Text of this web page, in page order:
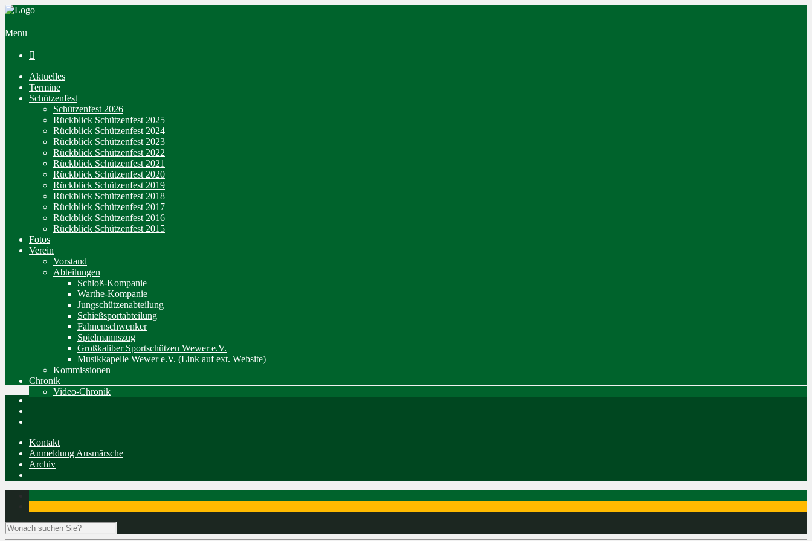
Menu

Aktuelles
Termine
Schützenfest
Schützenfest 2026
Rückblick Schützenfest 2025
Rückblick Schützenfest 2024
Rückblick Schützenfest 2023
Rückblick Schützenfest 2022
Rückblick Schützenfest 2021
Rückblick Schützenfest 2020
Rückblick Schützenfest 2019
Rückblick Schützenfest 2018
Rückblick Schützenfest 2017
Rückblick Schützenfest 2016
Rückblick Schützenfest 2015
Fotos
Verein
Vorstand
Abteilungen
Schloß-Kompanie
Warthe-Kompanie
Jungschützenabteilung
Schießsportabteilung
Fahnenschwenker
Spielmannszug
Großkaliber Sportschützen Wewer e.V.
Musikkapelle Wewer e.V. (Link auf ext. Website)
Kommissionen
Chronik
Video-Chronik
Kontakt
Anmeldung Ausmärsche
Archiv